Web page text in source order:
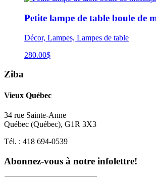
Petite lampe de table boule de
Décor, Lampes, Lampes de table
280.00$
Ziba
Vieux Québec
34 rue Sainte-Anne
Québec (Québec), G1R 3X3
Tél. : 418 694-0539
Abonnez-vous à notre infolettre!